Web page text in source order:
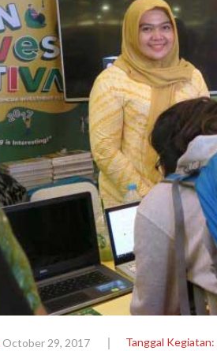
October 29, 2017 Tanggal Kegiatan: